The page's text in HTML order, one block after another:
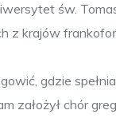
św.
z krajów
gdzie
założył chór